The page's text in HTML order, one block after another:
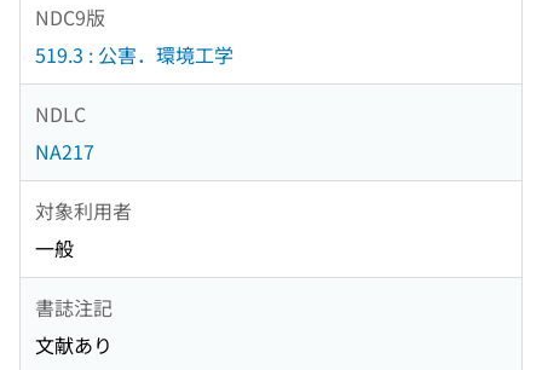
NDC9版
519.3 : 公害．環境工学
NDLC
NA217
対象利用者
一般
書誌注記
文献あり